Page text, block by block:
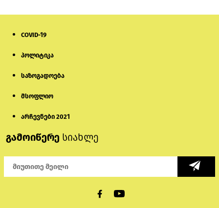
COVID-19
პოლიტიკა
საზოგადოება
მსოფლიო
არჩევნები 2021
გამოიწერე სიახლე